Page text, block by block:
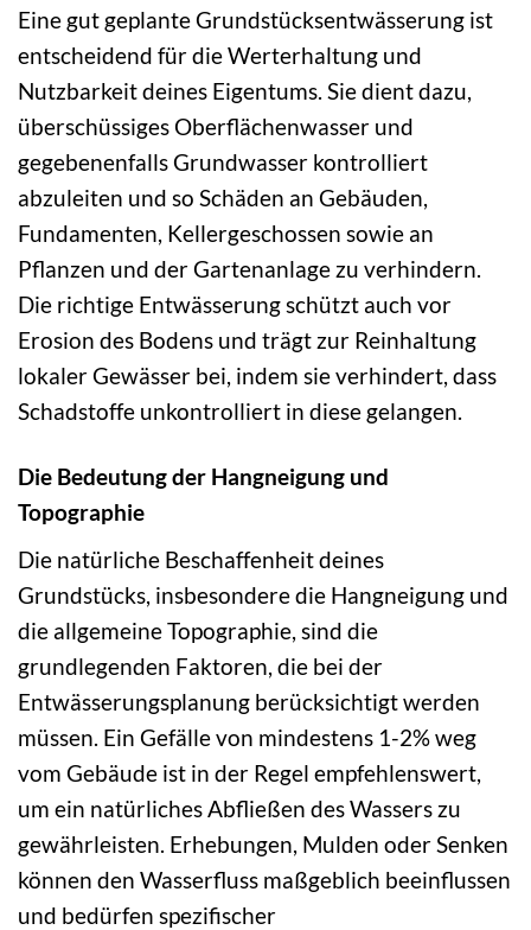
Eine gut geplante Grundstücksentwässerung ist
entscheidend für die Werterhaltung und
Nutzbarkeit deines Eigentums. Sie dient dazu,
überschüssiges Oberflächenwasser und
gegebenenfalls Grundwasser kontrolliert
abzuleiten und so Schäden an Gebäuden,
Fundamenten, Kellergeschossen sowie an
Pflanzen und der Gartenanlage zu verhindern.
Die richtige Entwässerung schützt auch vor
Erosion des Bodens und trägt zur Reinhaltung
lokaler Gewässer bei, indem sie verhindert, dass
Schadstoffe unkontrolliert in diese gelangen.
Die Bedeutung der Hangneigung und
Topographie
Die natürliche Beschaffenheit deines
Grundstücks, insbesondere die Hangneigung und
die allgemeine Topographie, sind die
grundlegenden Faktoren, die bei der
Entwässerungsplanung berücksichtigt werden
müssen. Ein Gefälle von mindestens 1-2% weg
vom Gebäude ist in der Regel empfehlenswert,
um ein natürliches Abfließen des Wassers zu
gewährleisten. Erhebungen, Mulden oder Senken
können den Wasserfluss maßgeblich beeinflussen
und bedürfen spezifischer